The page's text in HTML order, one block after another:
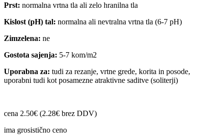
Prst: normalna vrtna tla ali zelo hranilna tla
Kislost (pH) tal: normalna ali nevtralna vrtna tla (6-7 pH)
Zimzelena: ne
Gostota sajenja: 5-7 kom/m2
Uporabna za: tudi za rezanje, vrtne grede, korita in posode,
uporabni tudi kot posamezne atraktivne saditve (soliterji)
cena 2.50€ (2.28€ brez DDV)
ima grosistično ceno